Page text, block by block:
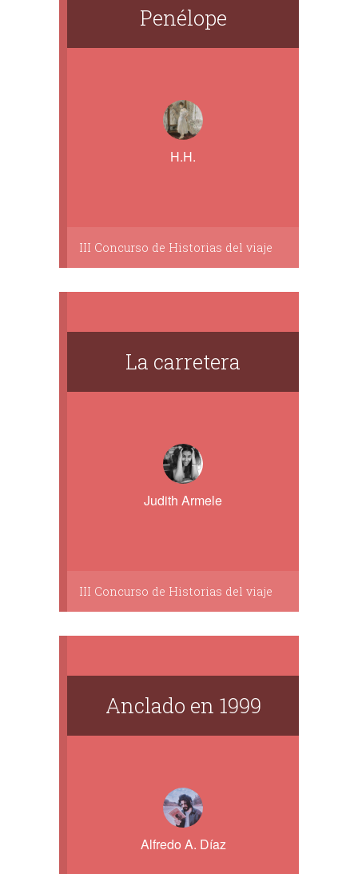
Penélope
H.H.
III Concurso de Historias del viaje
La carretera
Judith Armele
III Concurso de Historias del viaje
Anclado en 1999
Alfredo A. Díaz